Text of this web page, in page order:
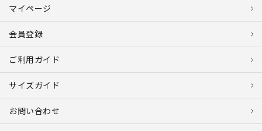
マイページ
会員登録
ご利用ガイド
サイズガイド
お問い合わせ